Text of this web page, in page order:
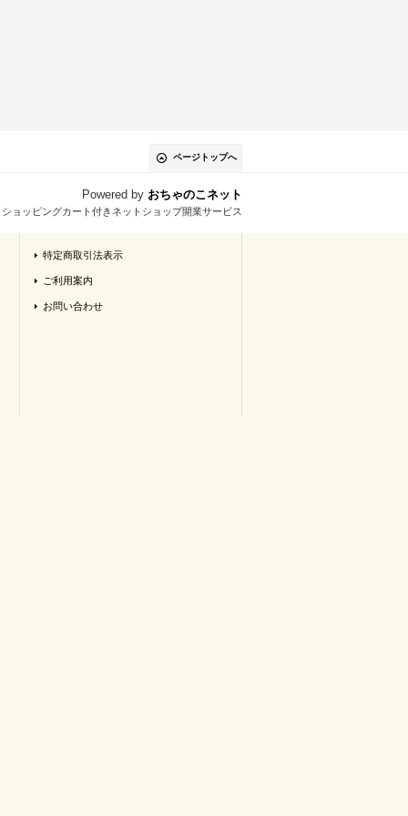
ページトップへ
Powered by おちゃのこネット
ョッピングカート付きネットショップ開業サービス
特定商取引法表示
ご利用案内
お問い合わせ